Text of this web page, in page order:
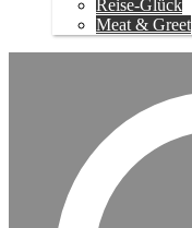
Reise-Glück
Meat & Greet